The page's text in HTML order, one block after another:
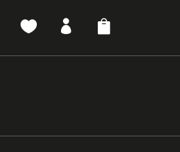
  